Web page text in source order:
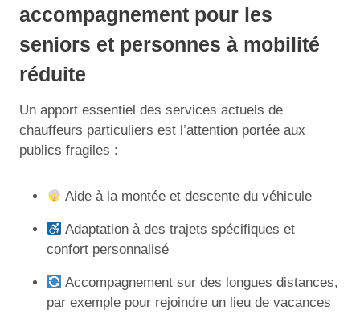
accompagnement pour les
seniors et personnes à mobilité
réduite
Un apport essentiel des services actuels de
chauffeurs particuliers est l’attention portée aux
publics fragiles :
Aide à la montée et descente du véhicule
Adaptation à des trajets spécifiques et
confort personnalisé
Accompagnement sur des longues distances,
par exemple pour rejoindre un lieu de vacances